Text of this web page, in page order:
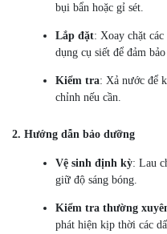
bụi bẩn hoặc gỉ sét.
Lắp đặt: Xoay chặt
dụng cụ siết để đảm
Kiểm tra: Xả nước để
chỉnh nếu cần.
2. Hướng dẫn bảo dưỡng
Vệ sinh định kỳ: Lau
giữ độ sáng bóng.
Kiểm tra thường
phát hiện kịp thời các